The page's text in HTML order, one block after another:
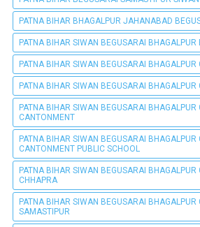
PATNA BIHAR BHAGALPUR JAHANABAD
PATNA BIHAR SIWAN BEGUSARAI BHAGALPUR
PATNA BIHAR SIWAN BEGUSARAI BHAGALPUR
PATNA BIHAR SIWAN BEGUSARAI
PATNA BIHAR SIWAN BEGUSARAI
CANTONMENT
PATNA BIHAR SIWAN BEGUSARAI
CANTONMENT PUBLIC SCHOOL
PATNA BIHAR SIWAN BEGUSARAI
CHHAPRA
PATNA BIHAR SIWAN BEGUSARAI
SAMASTIPUR